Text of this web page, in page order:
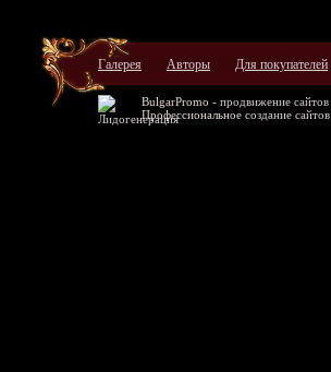
Галерея Авторы Для покупателей
BulgarPromo - продвижение сайтов
Профессиональное создание сайтов